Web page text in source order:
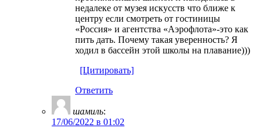
недалеке от музея искусств что ближе к
центру если смотреть от гостиницы
«Россия» и агентства «Аэрофлота»-это как
пить дать. Почему такая уверенность? Я
ходил в бассейн этой школы на плавание)))
[Цитировать]
Ответить
шамиль:
17/06/2022 в 01:02